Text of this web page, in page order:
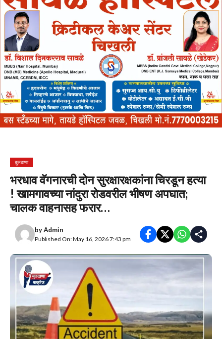
बुलढाणा
भरधाव वॅगनारची दोन सुरक्षारक्षकांना चिरडून हत्या
! खामगावच्या नांदुरा रोडवरील भीषण अपघात;
चालक वाहनासह फरार…
byAdmin
Published On: May 16, 2026 7:43 pm